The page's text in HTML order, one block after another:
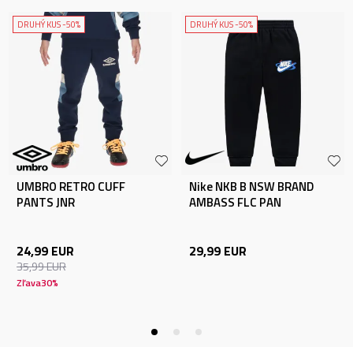
DRUHÝ KUS -50%
UMBRO RETRO CUFF
PANTS JNR
24,99 EUR
35,99EUR
Zľava30%
DRUHÝ KUS -50%
Nike NKB B NSW BRAND
AMBASS FLC PAN
29,99 EUR